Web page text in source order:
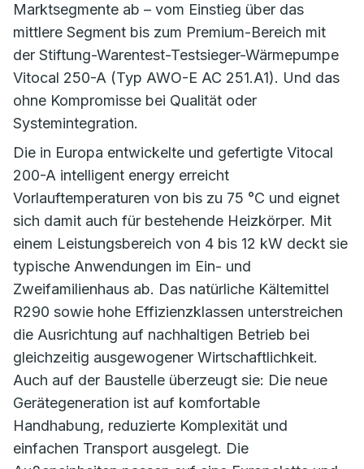
Marktsegmente ab – vom Einstieg über das
mittlere Segment bis zum Premium-Bereich mit
der Stiftung-Warentest-Testsieger-Wärmepumpe
Vitocal 250-A (Typ AWO-E AC 251.A1). Und das
ohne Kompromisse bei Qualität oder
Systemintegration.
Die in Europa entwickelte und gefertigte Vitocal
200-A intelligent energy erreicht
Vorlauftemperaturen von bis zu 75 °C und eignet
sich damit auch für bestehende Heizkörper. Mit
einem Leistungsbereich von 4 bis 12 kW deckt sie
typische Anwendungen im Ein- und
Zweifamilienhaus ab. Das natürliche Kältemittel
R290 sowie hohe Effizienzklassen unterstreichen
die Ausrichtung auf nachhaltigen Betrieb bei
gleichzeitig ausgewogener Wirtschaftlichkeit.
Auch auf der Baustelle überzeugt sie: Die neue
Gerätegeneration ist auf komfortable
Handhabung, reduzierte Komplexität und
einfachen Transport ausgelegt. Die